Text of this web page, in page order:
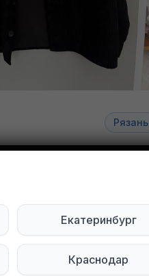
Рязань
и рубашку.
неактуально
Екатеринбург
Краснодар